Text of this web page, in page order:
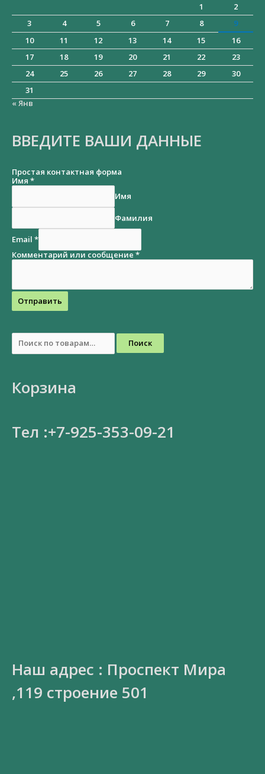
1
2
3
4 5 6 7 8
9
10
11 12 13 14 15
16
17
18 19 20 21 22
23
24
25 26 27 28 29
30
31
« Янв
ВВЕДИТЕ ВАШИ ДАННЫЕ
Простая контактная форма
Имя *
Имя
Фамилия
Email *
Комментарий или сообщение *
Отправить
Поиск
Корзина
Тел :+7-925-353-09-21
Наш адрес : Проспект Мира
,119 строение 501